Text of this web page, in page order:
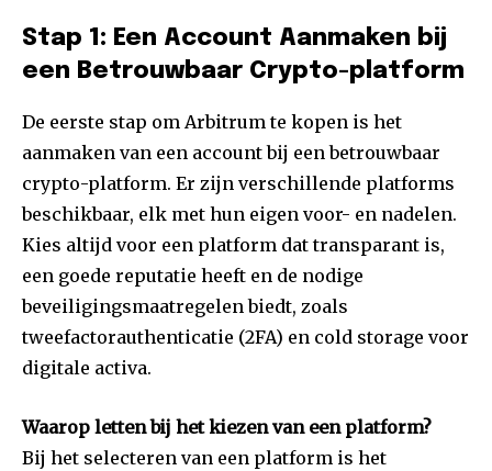
Stap 1: Een Account Aanmaken bij
een Betrouwbaar Crypto-platform
De eerste stap om Arbitrum te kopen is het
aanmaken van een account bij een betrouwbaar
crypto-platform. Er zijn verschillende platforms
beschikbaar, elk met hun eigen voor- en nadelen.
Kies altijd voor een platform dat transparant is,
een goede reputatie heeft en de nodige
beveiligingsmaatregelen biedt, zoals
tweefactorauthenticatie (2FA) en cold storage voor
digitale activa.
Waarop letten bij het kiezen van een platform?
Bij het selecteren van een platform is het